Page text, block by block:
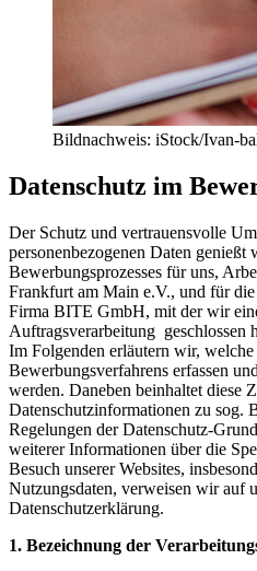
Bildnachweis: iStock/Ivan-
Datenschutz im
Der Schutz und vertrauensvolle
personenbezogenen Daten genießt
Bewerbungsprozesses für uns,
Frankfurt am Main e.V., und für
Firma BITE GmbH, mit der wir
Auftragsverarbeitung geschlossen
Im Folgenden erläutern wir,
Bewerbungsverfahrens erfassen
werden. Daneben beinhaltet diese
Datenschutzinformationen zu sog.
Regelungen der Datenschutz-
weiterer Informationen über die
Besuch unserer Websites,
Nutzungsdaten, verweisen wir auf
Datenschutzerklärung.
1. Bezeichnung der